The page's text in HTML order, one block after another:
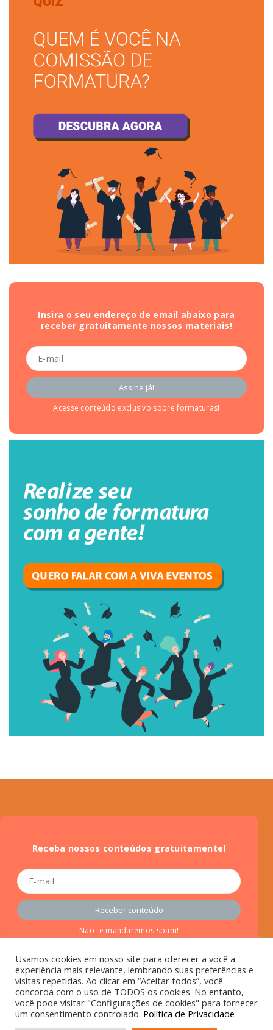
Procurando viver uma experiência incrível na formatura? A
Insira o seu endereço de email abaixo para
receber gratuitamente nossos materiais!
Acesse conteúdo exclusivo sobre formaturas!
Receba nossos conteúdos gratuitamente!
Não te mandaremos spam!
Site criado porRock Stage.
Usamos cookies em nosso site para oferecer a você a
experiência mais relevante, lembrando suas preferências e
visitas repetidas. Ao clicar em “Aceitar todos”, você
concorda com o uso de TODOS os cookies. No entanto,
você pode visitar "Configurações de cookies" para fornecer
um consentimento controlado. Política de Privacidade